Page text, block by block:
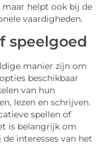
maar helpt ook bij de
vaardigheden.
speelgoed
manier zijn om
beschikbaar
van hun
lezen en schrijven.
spellen of
is belangrijk om
interesses van het